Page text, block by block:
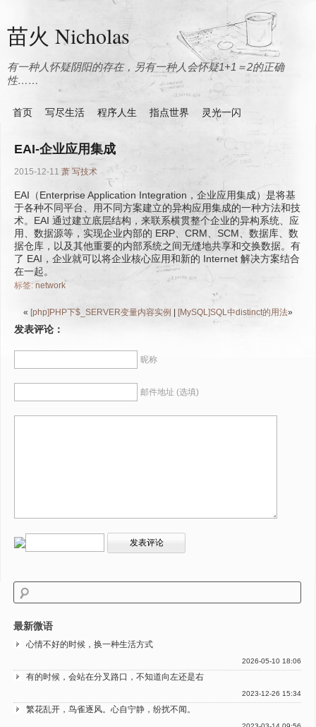
苗火 Nicholas
有一种人怀疑阴阳的存在，另有一种人会怀疑1+1＝2的正确
性……
首页 写尽生活 程序人生 指点世界 灵光一闪
EAI-企业应用集成
2015-12-11 萧 写技术
EAI（Enterprise Application Integration，企业应用集成）是将基
于各种不同平台、用不同方案建立的异构应用集成的一种方法和技
术。EAI 通过建立底层结构，来联系横贯整个企业的异构系统、应
用、数据源等，实现企业内部的 ERP、CRM、SCM、数据库、数
据仓库，以及其他重要的内部系统之间无缝地共享和交换数据。有
了 EAI，企业就可以将企业核心应用和新的 Internet 解决方案结合
在一起。
标签: network
« [php]PHP下$_SERVER变量内容实例 [MySQL]SQL中distinct的用法»
发表评论：
昵称
邮件地址 (选填)
最新微语
心情不好的时候，换一种生活方式
2026-05-10 18:06
有的时候，会站在分叉路口，不知道向左还是右
2023-12-26 15:34
繁花乱开，鸟雀逐风。心自宁静，纷扰不闻。